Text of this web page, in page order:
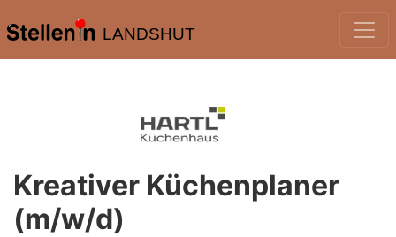
LANDSHUT
Kreativer Küchenplaner
(m/w/d)